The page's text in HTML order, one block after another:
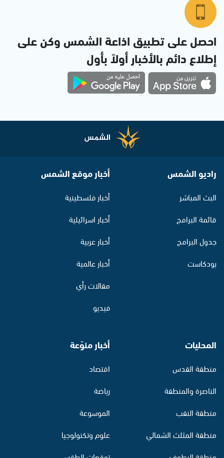
احصل على تطبيق اذاعة الشمس وكن على
إطلاع دائم بالأخبار أولاً بأول
راديو الشمس
البث المباشر
قائمة البرامج
جدول البرامج
بودكاست
أخبار موقع الشمس
أخبار فلسطينية
أخبار اسرائيلية
أخبار عربية
أخبار عالمية
مقالات رأي
فيديو
المحليات
منطقة القدس
الناصرة والمنطقة
منطقة النقب
منطقة المثلث الشمالي
أخبار منوّعة
اقتصاد
رياضة
الموسوعة
علوم وتكنولوجيا